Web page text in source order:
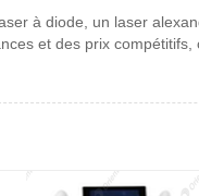
à diode, un laser
et des prix